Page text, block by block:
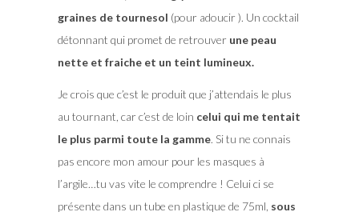
graines de tournesol (pour adoucir ). Un cocktail
détonnant qui promet de retrouver une peau
nette et fraiche et un teint lumineux.
Je crois que c’est le produit que j’attendais le plus
au tournant, car c’est de loin celui qui me tentait
le plus parmi toute la gamme. Si tu ne connais
pas encore mon amour pour les masques à
l’argile…tu vas vite le comprendre ! Celui ci se
présente dans un tube en plastique de 75ml, sous